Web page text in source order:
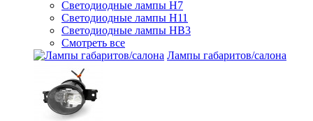
Светодиодные лампы H7
Светодиодные лампы H11
Светодиодные лампы HB3
Смотреть все
Лампы габаритов/салона